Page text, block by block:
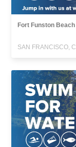
Fort Funston Beach
SAN FRANCISCO,